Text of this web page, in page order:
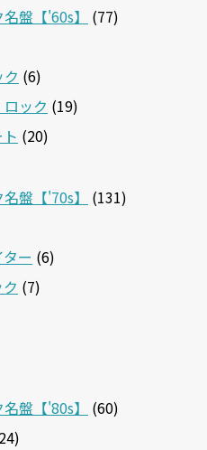
盤【'60s】
(77)
(6)
ック (19)
(20)
盤【'70s】
(131)
ー (6)
(7)
盤【'80s】
(60)